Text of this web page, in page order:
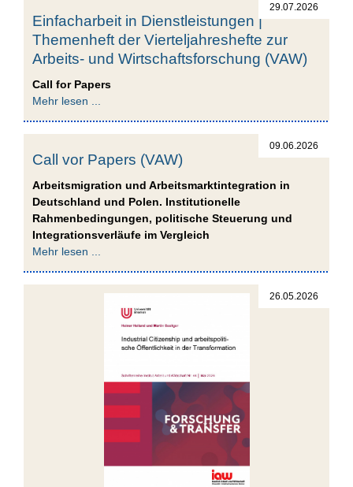
29.07.2026
Einfacharbeit in Dienstleistungen |
Themenheft der Vierteljahreshefte zur
Arbeits- und Wirtschaftsforschung (VAW)
Call for Papers
Mehr lesen ...
09.06.2026
Call vor Papers (VAW)
Arbeitsmigration und Arbeitsmarktintegration in
Deutschland und Polen. Institutionelle
Rahmenbedingungen, politische Steuerung und
Integrationsverläufe im Vergleich
Mehr lesen ...
26.05.2026